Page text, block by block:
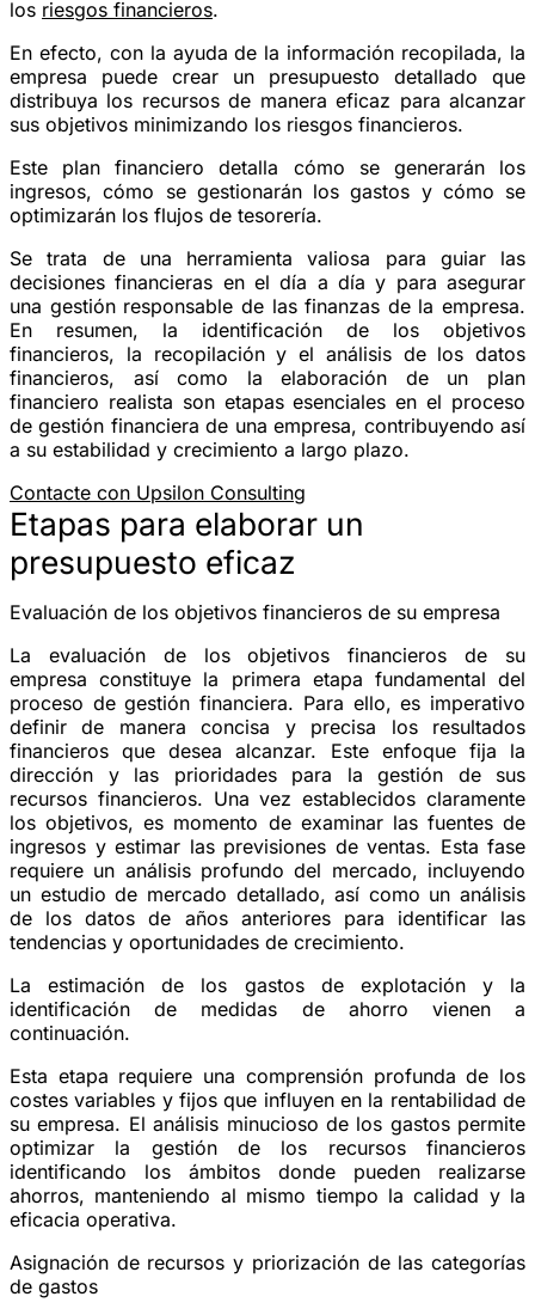
los riesgos financieros.
En efecto, con la ayuda de la información recopilada, la
empresa puede crear un presupuesto detallado que
distribuya los recursos de manera eficaz para alcanzar
sus objetivos minimizando los riesgos financieros.
Este plan financiero detalla cómo se generarán los
ingresos, cómo se gestionarán los gastos y cómo se
optimizarán los flujos de tesorería.
Se trata de una herramienta valiosa para guiar las
decisiones financieras en el día a día y para asegurar
una gestión responsable de las finanzas de la empresa.
En resumen, la identificación de los objetivos
financieros, la recopilación y el análisis de los datos
financieros, así como la elaboración de un plan
financiero realista son etapas esenciales en el proceso
de gestión financiera de una empresa, contribuyendo así
a su estabilidad y crecimiento a largo plazo.
Contacte con Upsilon Consulting
Etapas para elaborar un
presupuesto eficaz
Evaluación de los objetivos financieros de su empresa
La evaluación de los objetivos financieros de su
empresa constituye la primera etapa fundamental del
proceso de gestión financiera. Para ello, es imperativo
definir de manera concisa y precisa los resultados
financieros que desea alcanzar. Este enfoque fija la
dirección y las prioridades para la gestión de sus
recursos financieros. Una vez establecidos claramente
los objetivos, es momento de examinar las fuentes de
ingresos y estimar las previsiones de ventas. Esta fase
requiere un análisis profundo del mercado, incluyendo
un estudio de mercado detallado, así como un análisis
de los datos de años anteriores para identificar las
tendencias y oportunidades de crecimiento.
La estimación de los gastos de explotación y la
identificación de medidas de ahorro vienen a
continuación.
Esta etapa requiere una comprensión profunda de los
costes variables y fijos que influyen en la rentabilidad de
su empresa. El análisis minucioso de los gastos permite
optimizar la gestión de los recursos financieros
identificando los ámbitos donde pueden realizarse
ahorros, manteniendo al mismo tiempo la calidad y la
eficacia operativa.
Asignación de recursos y priorización de las categorías
de gastos